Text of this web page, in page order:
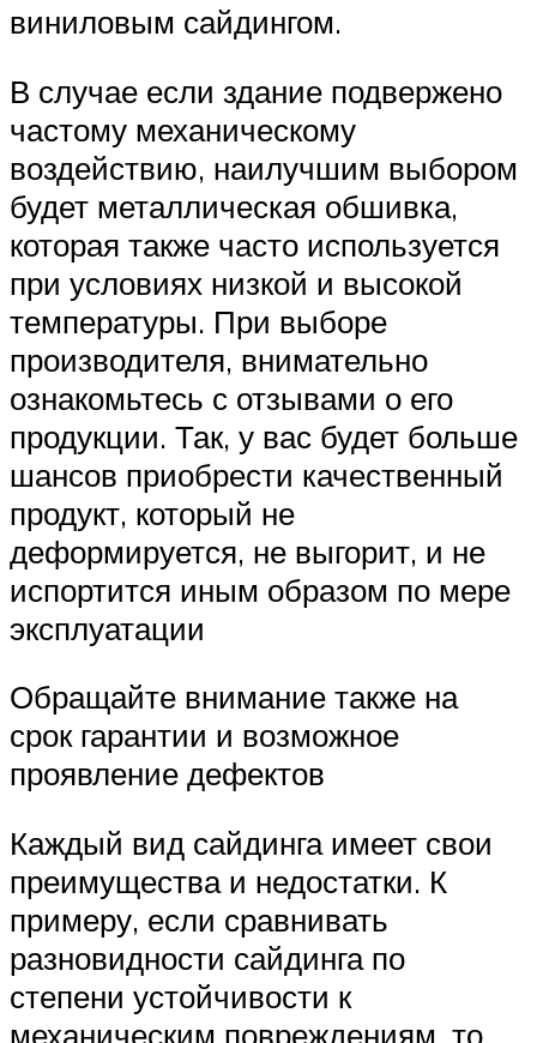
виниловым сайдингом.
В случае если здание подвержено
частому механическому
воздействию, наилучшим выбором
будет металлическая обшивка,
которая также часто используется
при условиях низкой и высокой
температуры. При выборе
производителя, внимательно
ознакомьтесь с отзывами о его
продукции. Так, у вас будет больше
шансов приобрести качественный
продукт, который не
деформируется, не выгорит, и не
испортится иным образом по мере
эксплуатации
Обращайте внимание также на
срок гарантии и возможное
проявление дефектов
Каждый вид сайдинга имеет свои
преимущества и недостатки. К
примеру, если сравнивать
разновидности сайдинга по
степени устойчивости к
механическим повреждениям, то